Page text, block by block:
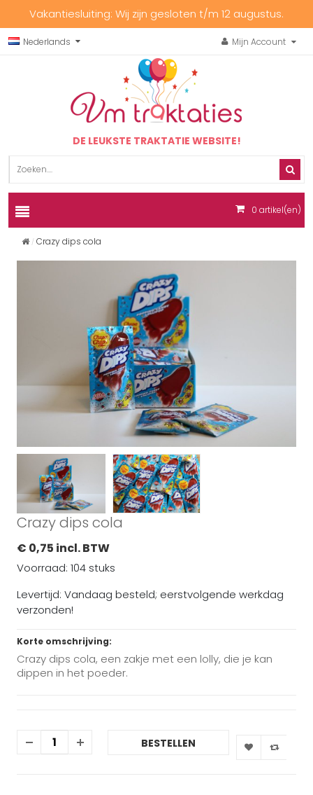
Vakantiesluiting: Wij zijn gesloten t/m 12 augustus.
Nederlands Mijn Account
DE LEUKSTE TRAKTATIE WEBSITE!
0 artikel(en)
Crazy dips cola
Crazy dips cola
€ 0,75 incl. BTW
Voorraad: 104 stuks
Levertijd: Vandaag besteld; eerstvolgende werkdag
verzonden!
Korte omschrijving:
Crazy dips cola, een zakje met een lolly, die je kan
dippen in het poeder.
BESTELLEN